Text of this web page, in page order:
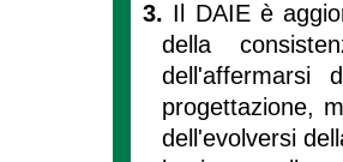
3. Il DAIE è
della
dell'affermarsi
progettazione,
dell'evolversi